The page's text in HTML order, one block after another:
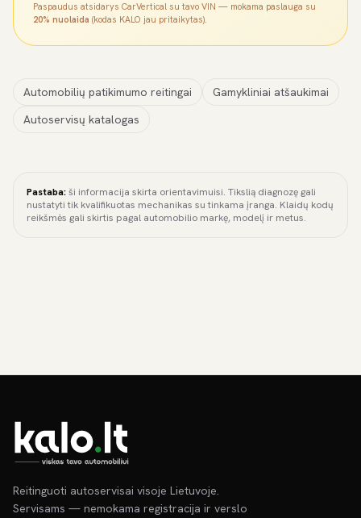
Paspaudus atsidarys CarVertical su tavo VIN — mokama paslauga su
20% nuolaida (kodas KALO jau pritaikytas).
Automobilių patikimumo reitingai
Gamykliniai atšaukimai
Autoservisų katalogas
Pastaba:ši informacija skirta orientavimuisi. Tikslią diagnozę gali
nustatyti tik kvalifikuotas mechanikas su tinkama įranga. Klaidų kodų
reikšmės gali skirtis pagal automobilio markę, modelį ir metus.
Reitinguoti autoservisai visoje Lietuvoje.
Servisams — nemokama registracija ir verslo